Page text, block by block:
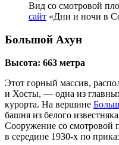
Вид со смотровой
сайт «Дни и ночи в
Большой Ахун
Высота: 663 метра
Этот горный массив,
и Хосты, — одна из
курорта. На вершине
башня из белого
Сооружение со смотровой
в середине 1930‑х по